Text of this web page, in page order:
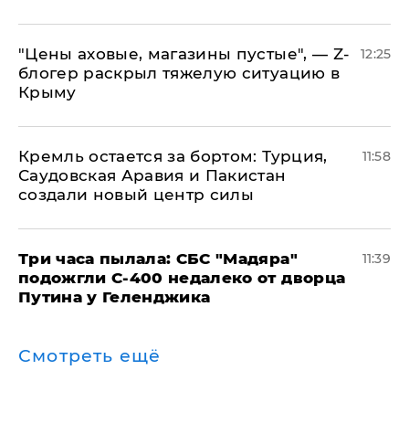
​"Цены аховые, магазины пустые", — Z-
блогер раскрыл тяжелую ситуацию в
Крыму
12:25
​Кремль остается за бортом: Турция,
Саудовская Аравия и Пакистан
создали новый центр силы
11:58
Три часа пылала: СБС "Мадяра"
подожгли С-400 недалеко от дворца
Путина у Геленджика
11:39
Смотреть ещё